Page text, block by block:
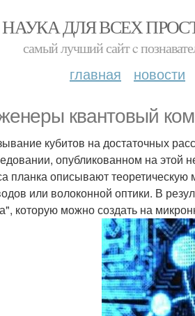
НАУКА ДЛЯ ВСЕХ
самый лучший сайт c
главная новости
квантовый
кубитов на достаточных
опубликованном на этой
планка описывают теоретическую
или волоконной оптики. В
которую можно создать на